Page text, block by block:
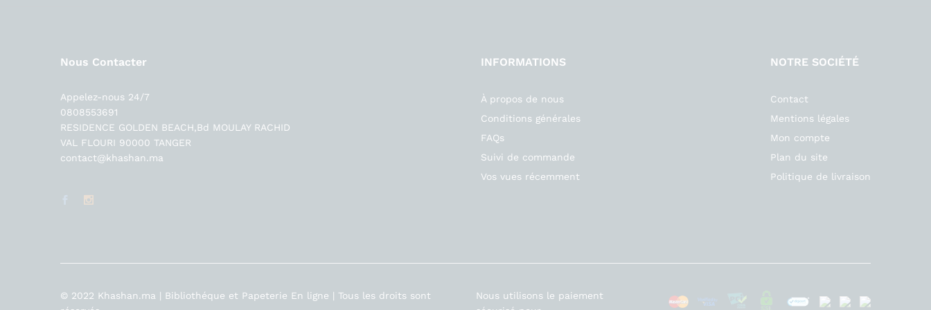
Nous Contacter
Appelez-nous 24/7
0808553691
RESIDENCE GOLDEN BEACH,Bd MOULAY RACHID
VAL FLOURI 90000 TANGER
contact@khashan.ma
INFORMATIONS
À propos de nous
Conditions générales
FAQs
Suivi de commande
Vos vues récemment
NOTRE SOCIÉTÉ
Contact
Mentions légales
Mon compte
Plan du site
Politique de livraison
© 2022 Khashan.ma | Bibliothéque et Papeterie En ligne | Tous les droits sont
Nous utilisons le paiement